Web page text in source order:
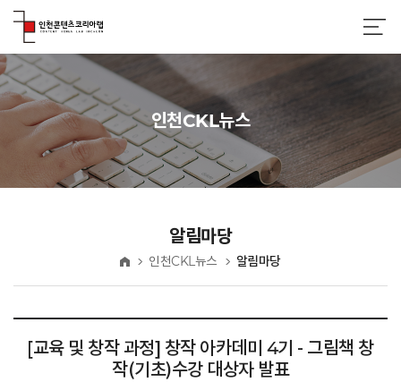
인천CKL뉴스
알림마당
홈 인천CKL뉴스 알림마당
[교육 및 창작 과정] 창작 아카데미 4기 - 그림책 창
작(기초)수강 대상자 발표